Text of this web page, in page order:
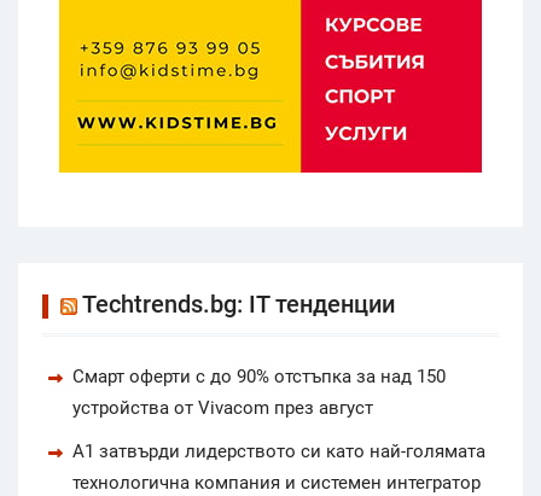
Techtrends.bg: IT тенденции
Смарт оферти с до 90% отстъпка за над 150
устройства от Vivacom през август
А1 затвърди лидерството си като най-голямата
технологична компания и системен интегратор